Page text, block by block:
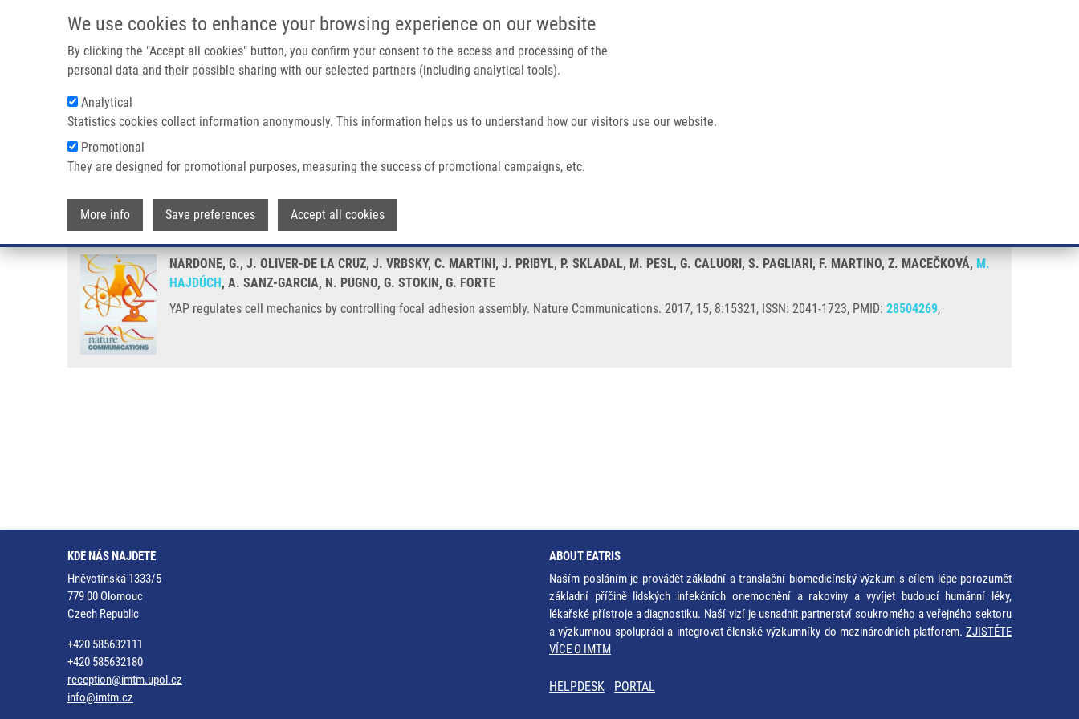
We use cookies to enhance your browsing experience on our website
By clicking the "Accept all cookies" button, you confirm your consent to the access and processing of the
personal data and their possible sharing with our selected partners (including analytical tools).
Analytical
Statistics cookies collect information anonymously. This information helps us to understand how our visitors use our website.
Promotional
They are designed for promotional purposes, measuring the success of promotional campaigns, etc.
More info Save preferences Accept all cookies
IMTM PORTÁL
Main navigation
Drobečková navigace
Domů YAP Regulates Cell Mechanics By Controlling Focal Adhesion Assembly
YAP regulates cell mechanics by controlling focal adhesion assembly
NARDONE, G., J. OLIVER-DE LA CRUZ, J. VRBSKY, C. MARTINI, J. PRIBYL, P. SKLADAL, M. PESL, G. CALUORI, S. PAGLIARI, F. MARTINO, Z. MACEČKOVÁ, M.
HAJDÚCH, A. SANZ-GARCIA, N. PUGNO, G. STOKIN, G. FORTE
YAP regulates cell mechanics by controlling focal adhesion assembly. Nature Communications. 2017, 15, 8:15321, ISSN: 2041-1723, PMID: 28504269,
KDE NÁS NAJDETE
Hněvotínská 1333/5
779 00 Olomouc
Czech Republic
+420 585632111
+420 585632180
reception@imtm.upol.cz
info@imtm.cz
ABOUT EATRIS
Naším posláním je provádět základní a translační biomedicínský výzkum s cílem lépe porozumět
základní příčině lidských infekčních onemocnění a rakoviny a vyvíjet budoucí humánní léky,
lékařské přístroje a diagnostiku. Naší vizí je usnadnit partnerství soukromého a veřejného sektoru
a výzkumnou spolupráci a integrovat členské výzkumníky do mezinárodních platforem. ZJISTĚTE
VÍCE O IMTM
HELPDESK PORTAL